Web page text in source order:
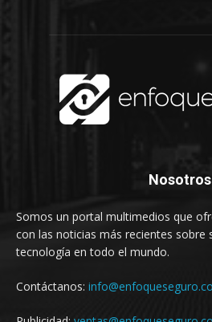
Nosotros
Somos un portal multimedios que
con las noticias más recientes sobre
tecnología en todo el mundo.
Contáctanos: